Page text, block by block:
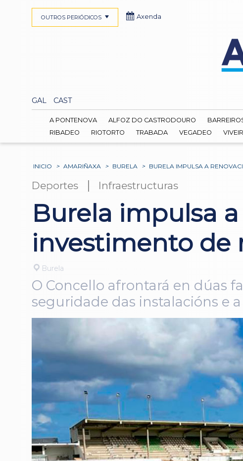
GAL CAST
OUTROS PERIÓDICOS Axenda
A PONTENOVA ALFOZ DO CASTRODOURO
RIBADEO
RIOTORTO TRABADA VEGADEO
INICIO > AMARIÑAXA > BURELA > BURELA IMPULSA A
Deportes | Infraestructuras
Burela impulsa
investimento de
Burela
O Concello afrontará en dúas
seguridade das instalacións e